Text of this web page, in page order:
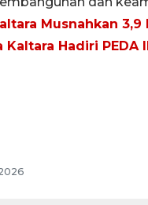
Musnahkan 3,9
Kaltara Hadiri PEDA